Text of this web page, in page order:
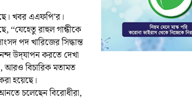
খবর এএফপি’র।
‘‘যেহেতু রাহুল গান্ধীকে
পদ খারিজের সিদ্ধান্ত
উদ্‌যাপন করতে দেখা
আরও বিচারিক মতামত
হয়েছে।
আনতে চলেছেন বিরোধীরা,